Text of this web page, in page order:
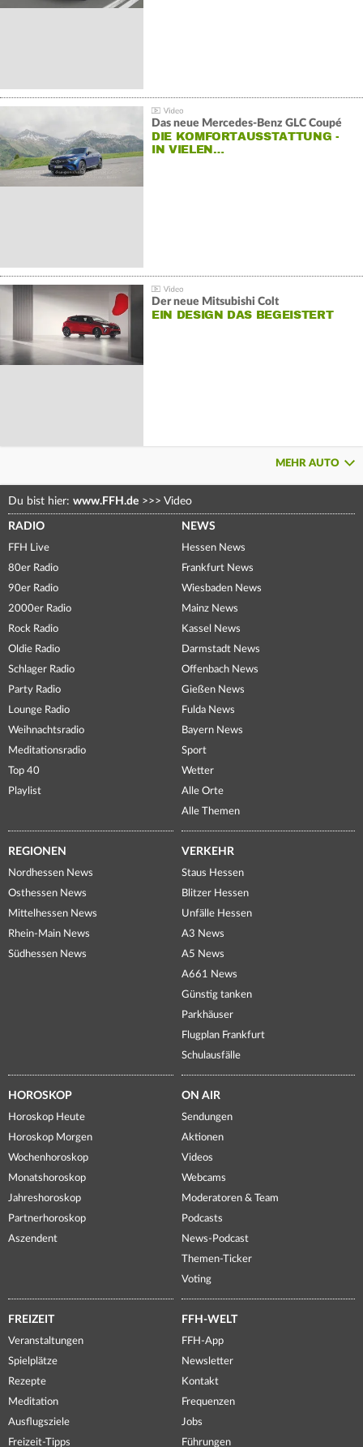
Das neue Mercedes-Benz GLC Coupé
DIE KOMFORTAUSSTATTUNG -
IN VIELEN…
Der neue Mitsubishi Colt
EIN DESIGN DAS BEGEISTERT
MEHR AUTO
Du bist hier: www.FFH.de >>> Video
RADIO
FFH Live
80er Radio
90er Radio
2000er Radio
Rock Radio
Oldie Radio
Schlager Radio
Party Radio
Lounge Radio
Weihnachtsradio
Meditationsradio
Top 40
Playlist
NEWS
Hessen News
Frankfurt News
Wiesbaden News
Mainz News
Kassel News
Darmstadt News
Offenbach News
Gießen News
Fulda News
Bayern News
Sport
Wetter
Alle Orte
Alle Themen
REGIONEN
Nordhessen News
Osthessen News
Mittelhessen News
Rhein-Main News
Südhessen News
VERKEHR
Staus Hessen
Blitzer Hessen
Unfälle Hessen
A3 News
A5 News
A661 News
Günstig tanken
Parkhäuser
Flugplan Frankfurt
Schulausfälle
HOROSKOP
Horoskop Heute
Horoskop Morgen
Wochenhoroskop
Monatshoroskop
Jahreshoroskop
Partnerhoroskop
Aszendent
ON AIR
Sendungen
Aktionen
Videos
Webcams
Moderatoren & Team
Podcasts
News-Podcast
Themen-Ticker
Voting
FREIZEIT
Veranstaltungen
Spielplätze
Rezepte
Meditation
Ausflugsziele
Freizeit-Tipps
FFH-WELT
FFH-App
Newsletter
Kontakt
Frequenzen
Jobs
Führungen